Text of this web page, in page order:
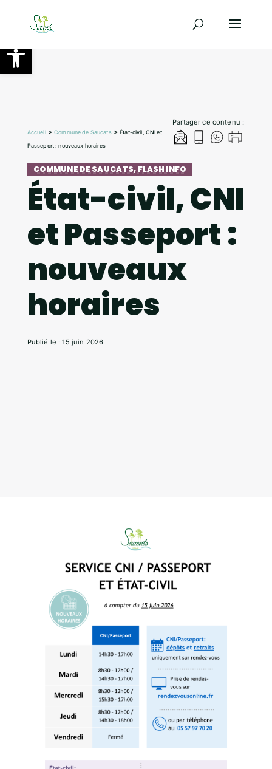
Ouvrir la barre d’outils
Partager ce contenu :
Accueil>Commune de Saucats>État-civil, CNI et
Passeport : nouveaux horaires
COMMUNE DE SAUCATS, FLASH INFO
État-civil, CNI
et Passeport :
nouveaux
horaires
Publié le : 15 juin 2026